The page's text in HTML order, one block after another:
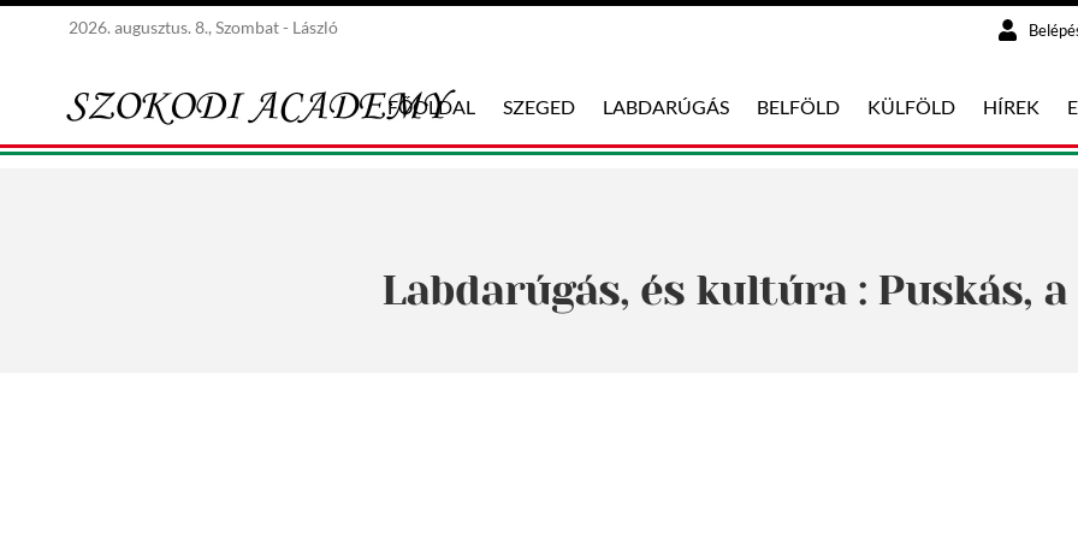
2026. augusztus. 8., Szombat - László
FŐOLDAL SZEGED LABDARÚGÁS BELFÖLD KÜLFÖLD HÍREK
Labdarúgás, és kultúra : Puskás,